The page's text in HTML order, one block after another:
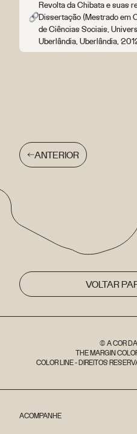
Revolta da Chibata e suas
Dissertação (Mestrado em
de Ciências Sociais,
Uberlândia, Uberlândia,
ANTERIOR
VOLTAR
© A COR
THE MARGIN
COLOR LINE - DIREITOS
ACOMPANHE